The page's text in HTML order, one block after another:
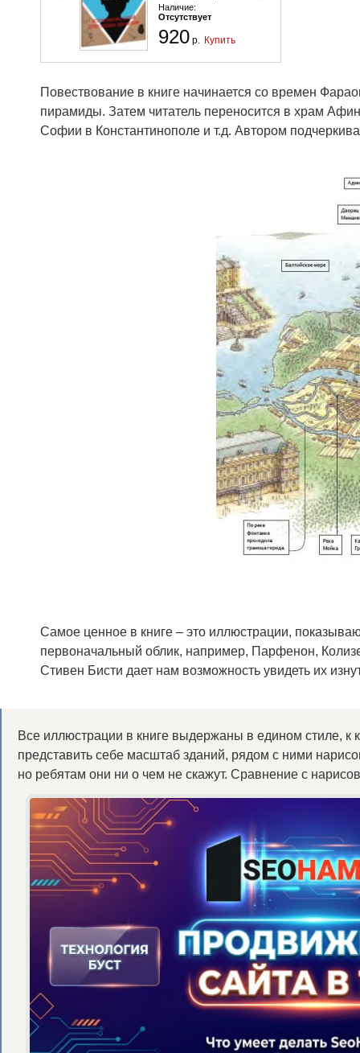
Наличие:
Отсутствует
920 р. Купить
Повествование в книге начинается со времен
пирамиды. Затем читатель переносится в храм
Софии в Константинополе и т.д. Автором
Самое ценное в книге – это иллюстрации,
первоначальный облик, например, Парфенон,
Стивен Бисти дает нам возможность увидеть их
Все иллюстрации в книге выдержаны в едином стиле,
представить себе масштаб зданий, рядом с ними
но ребятам они ни о чем не скажут. Сравнение с